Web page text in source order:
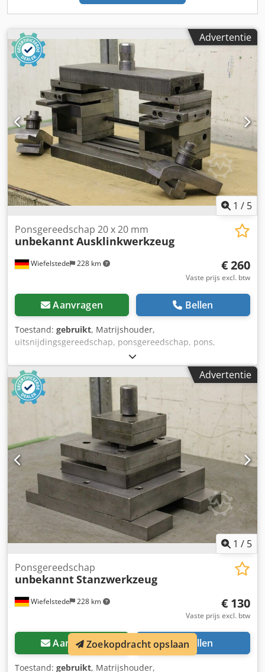
Advertentie
1 / 5
Wiefelstede 228 km
Ponsgereedschap 20 x 20 mm
unbekanntAusklinkwerkzeug
€ 260
Vaste prijs excl. btw
Aanvragen Bellen
Toestand: gebruikt, Matrijshouder,
uitsnijdingsgereedschap, ponsgereedschap, pons,
ponsmatrijs, pons -Hoekinkeping: ponsen aan beide zijden
Dedpfx Aefdkgyjpvskr -Materiaalbreedte instelbaar van: ca.
200 tot 440 mm -Stansafmeting: ca. 20 x 20 mm, zie foto -
Opname: Ø 50 mm -Afmetingen: 610/245/H380 mm -
Gewicht: 122 kg
Advertentie
1 / 5
Wiefelstede 228 km
Ponsgereedschap
unbekanntStanzwerkzeug
€ 130
Vaste prijs excl. btw
Aanvragen Bellen
Toestand: gebruikt, Matrijshouder,
Zoekopdracht opslaan